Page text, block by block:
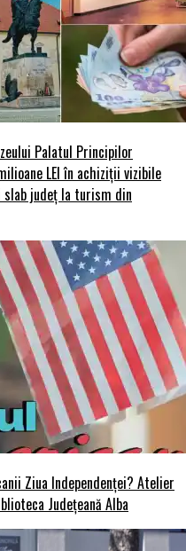
Palatul Principilor
LEI în achiziții vizibile
slab județ la turism din
Ziua Independenței? Atelier
Județeană Alba